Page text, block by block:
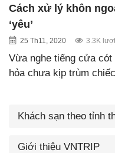
Cách xử lý khôn
‘yêu’
25 Th11, 2020 3.3K
Vừa nghe tiếng cửa
hỏa chưa kịp trùm
Khách sạn theo tỉnh
Giới thiệu VNTRIP